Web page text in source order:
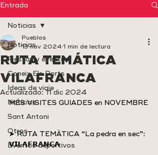
Entrada
Noticias
Fiestas y eventos
Coneix Els Ports
Ideas de viaje
Noticias
Sant Antoni
Otros
Eventos deportivos
Noticias
RUTA TEMÁTICA
VILAFRANCA
Pueblos
13 nov 2024 1 min de lectura
Actualizado:11 dic 2024
MÉS VISITES GUIADES en NOVEMBRE
➤ RUTA TEMÀTICA “La pedra en sec”:
𝗩𝗜𝗟𝗔𝗙𝗥𝗔𝗡𝗖𝗔